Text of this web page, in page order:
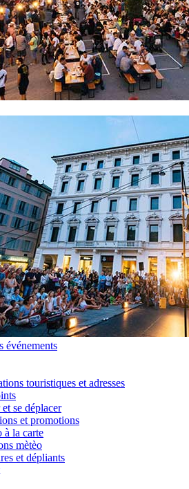
événements
touristiques et adresses
se déplacer
et promotions
à la carte
mètèo
et dépliants